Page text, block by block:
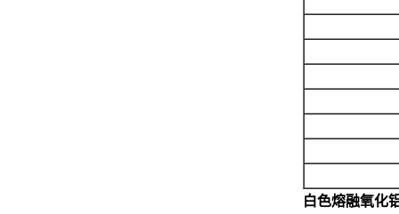
白色熔融氧化